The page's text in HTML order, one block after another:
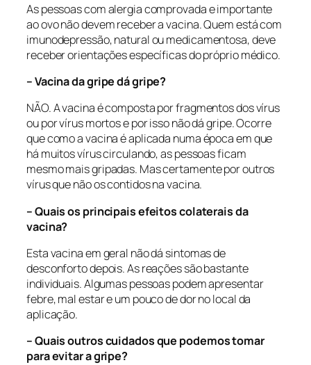
As pessoas com alergia comprovada e importante
ao ovo não devem receber a vacina. Quem está com
imunodepressão, natural ou medicamentosa, deve
receber orientações específicas do próprio médico.
– Vacina da gripe dá gripe?
NÃO. A vacina é composta por fragmentos dos vírus
ou por vírus mortos e por isso não dá gripe. Ocorre
que como a vacina é aplicada numa época em que
há muitos vírus circulando, as pessoas ficam
mesmo mais gripadas. Mas certamente por outros
vírus que não os contidos na vacina.
– Quais os principais efeitos colaterais da
vacina?
Esta vacina em geral não dá sintomas de
desconforto depois. As reações são bastante
individuais. Algumas pessoas podem apresentar
febre, mal estar e um pouco de dor no local da
aplicação.
– Quais outros cuidados que podemos tomar
para evitar a gripe?